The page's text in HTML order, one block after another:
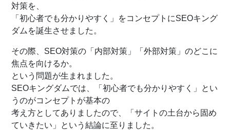
対策を、
「初心者でも分かりやすく」をコンセプトにSEOキング
ダムを誕生させました。
その際、SEO対策の「内部対策」「外部対策」のどこに
焦点を向けるか。
という問題が生まれました。
SEOキングダムでは、「初心者でも分かりやすく」とい
うのがコンセプトが基本の
考え方としてありましたので、「サイトの土台から固め
ていきたい」という結論に至りました。